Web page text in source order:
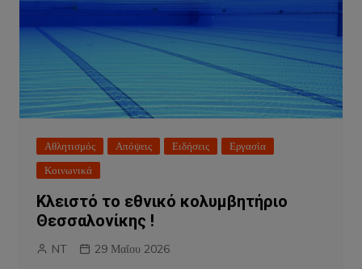
Αθλητισμός Απόψεις Ειδήσεις
Εργασία
Κοινωνικά
Κλειστό το εθνικό κολυμβητήριο
Θεσσαλονίκης !
NT 29 Μαΐου 2026